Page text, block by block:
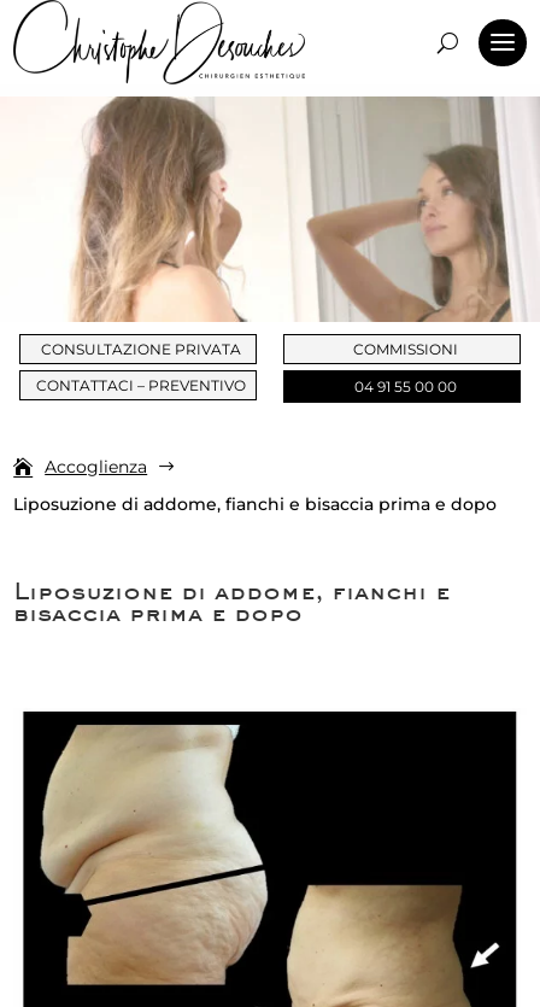
CONSULTAZIONE PRIVATA
CONTATTACI – PREVENTIVO
COMMISSIONI
04 91 55 00 00
Accoglienza $
Liposuzione di addome, fianchi e bisaccia prima e dopo
Liposuzione di addome, fianchi e
bisaccia prima e dopo